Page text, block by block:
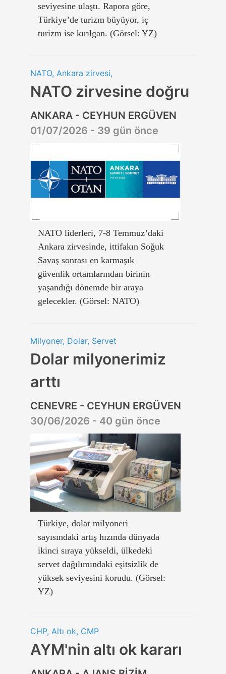
seviyesine ulaştı. Rapora göre,
Türkiye’de turizm büyüyor, iç
turizm ise kırılgan. (Görsel: YZ)
NATO, Ankara zirvesi,
NATO zirvesine doğru
ANKARA - CEYHUN ERGÜVEN
01/07/2026 - 39 gün önce
NATO liderleri, 7-8 Temmuz’daki
Ankara zirvesinde, ittifakın Soğuk
Savaş sonrası en karmaşık
güvenlik ortamlarından birinin
yaşandığı dönemde bir araya
gelecekler. (Görsel: NATO)
Milyoner, Dolar, Servet
Dolar milyonerimiz
arttı
CENEVRE - CEYHUN ERGÜVEN
30/06/2026 - 40 gün önce
Türkiye, dolar milyoneri
sayısındaki artış hızında dünyada
ikinci sıraya yükseldi, ülkedeki
servet dağılımındaki eşitsizlik de
yüksek seviyesini korudu. (Görsel:
YZ)
CHP, Altı ok, CMP
AYM'nin altı ok kararı